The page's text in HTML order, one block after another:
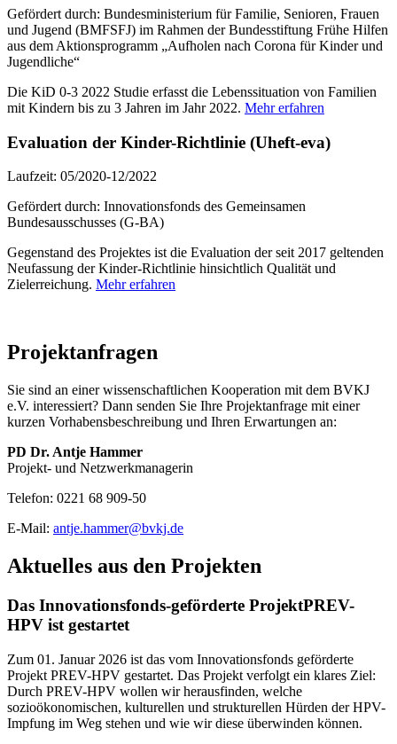
Gefördert durch: Bundesministerium für Familie, Senioren, Frauen
und Jugend (BMFSFJ) im Rahmen der Bundesstiftung Frühe Hilfen
aus dem Aktionsprogramm „Aufholen nach Corona für Kinder und
Jugendliche“
Die KiD 0-3 2022 Studie erfasst die Lebenssituation von Familien
mit Kindern bis zu 3 Jahren im Jahr 2022. Mehr erfahren
Evaluation der Kinder-Richtlinie (Uheft-eva)
Laufzeit: 05/2020-12/2022
Gefördert durch: Innovationsfonds des Gemeinsamen
Bundesausschusses (G-BA)
Gegenstand des Projektes ist die Evaluation der seit 2017 geltenden
Neufassung der Kinder-Richtlinie hinsichtlich Qualität und
Zielerreichung. Mehr erfahren
Projektanfragen
Sie sind an einer wissenschaftlichen Kooperation mit dem BVKJ
e.V. interessiert? Dann senden Sie Ihre Projektanfrage mit einer
kurzen Vorhabensbeschreibung und Ihren Erwartungen an:
PD Dr. Antje Hammer
Projekt- und Netzwerkmanagerin
Telefon: 0221 68 909-50
E-Mail: antje.hammer@bvkj.de
Aktuelles aus den Projekten
Das Innovationsfonds-geförderte ProjektPREV-
HPV ist gestartet
Zum 01. Januar 2026 ist das vom Innovationsfonds geförderte
Projekt PREV-HPV gestartet. Das Projekt verfolgt ein klares Ziel:
Durch PREV-HPV wollen wir herausfinden, welche
sozioökonomischen, kulturellen und strukturellen Hürden der HPV-
Impfung im Weg stehen und wie wir diese überwinden können.